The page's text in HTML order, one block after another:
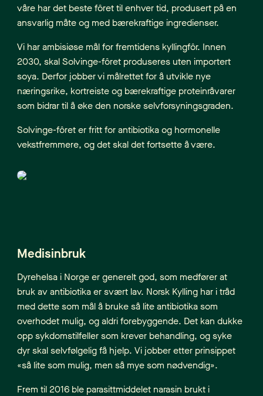
våre har det beste fôret til enhver tid, produsert på en
ansvarlig måte og med bærekraftige ingredienser.
Vi har ambisiøse mål for fremtidens kyllingfôr. Innen
2030, skal Solvinge-fôret produseres uten importert
soya. Derfor jobber vi målrettet for å utvikle nye
næringsrike, kortreiste og bærekraftige proteinråvarer
som bidrar til å øke den norske selvforsyningsgraden.
Solvinge-fôret er fritt for antibiotika og hormonelle
vekstfremmere, og det skal det fortsette å være.
Medisinbruk
Dyrehelsa i Norge er generelt god, som medfører at
bruk av antibiotika er svært lav. Norsk Kylling har i tråd
med dette som mål å bruke så lite antibiotika som
overhodet mulig, og aldri forebyggende. Det kan dukke
opp sykdomstilfeller som krever behandling, og syke
dyr skal selvfølgelig få hjelp. Vi jobber etter prinsippet
«så lite som mulig, men så mye som nødvendig».
Frem til 2016 ble parasittmiddelet narasin brukt i